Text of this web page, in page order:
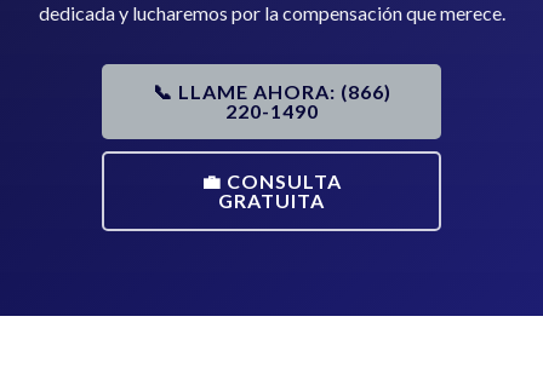
dedicada y lucharemos por la compensación que merece.
📞 LLAME AHORA: (866)
220-1490
💼 CONSULTA
GRATUITA